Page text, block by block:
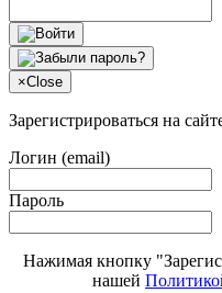
×Close
Зарегистрироваться на
Логин (email)
Пароль
Нажимая кнопку
нашей